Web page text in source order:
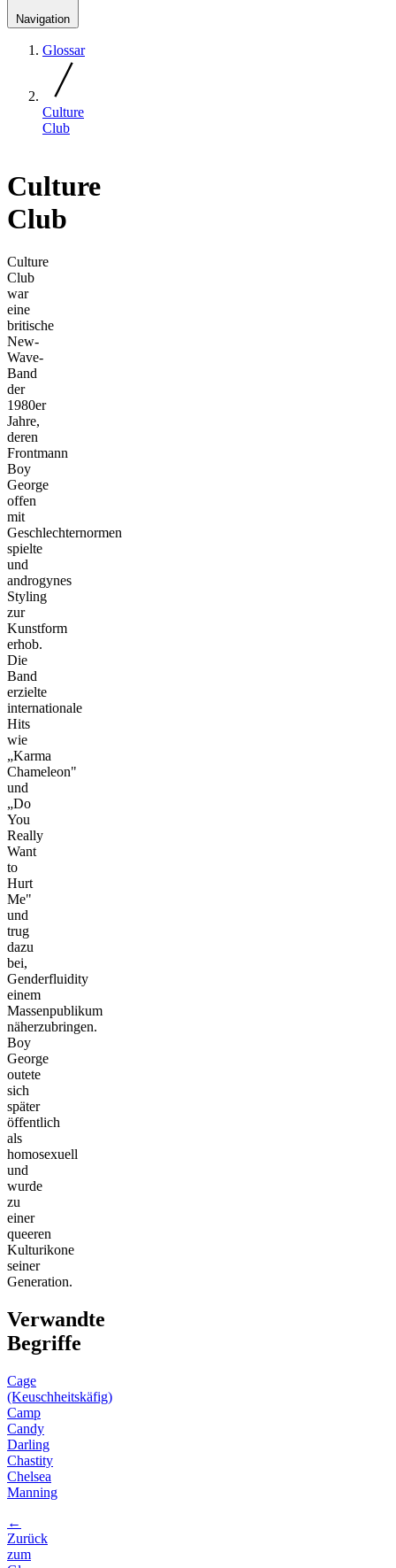
Navigation
Glossar
Culture
Club
Culture
Club
Culture
Club
war
eine
britische
New-
Wave-
Band
der
1980er
Jahre,
deren
Frontmann
Boy
George
offen
mit
Geschlechternormen
spielte
und
androgynes
Styling
zur
Kunstform
erhob.
Die
Band
erzielte
internationale
Hits
wie
„Karma
Chameleon"
und
„Do
You
Really
Want
to
Hurt
Me"
und
trug
dazu
bei,
Genderfluidity
einem
Massenpublikum
näherzubringen.
Boy
George
outete
sich
später
öffentlich
als
homosexuell
und
wurde
zu
einer
queeren
Kulturikone
seiner
Generation.
Verwandte
Begriffe
Cage
(Keuschheitskäfig)
Camp
Candy
Darling
Chastity
Chelsea
Manning
←
Zurück
zum